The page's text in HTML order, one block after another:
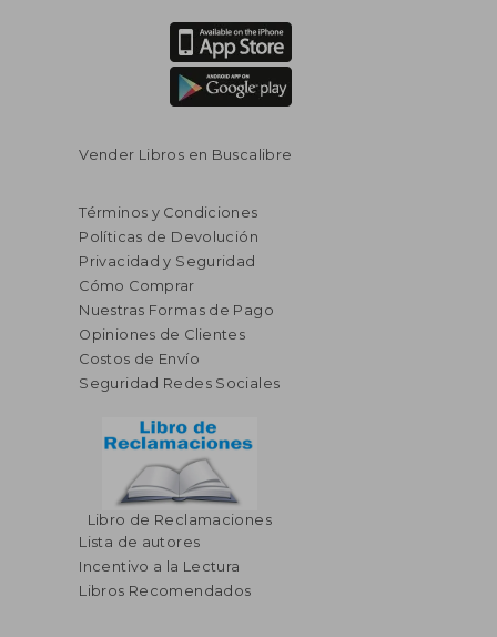
45%
dcto.
$ 40.51
$ 22.28
Vender Libros en Buscalibre
Términos y Condiciones
Políticas de Devolución
Privacidad y Seguridad
Cómo Comprar
Nuestras Formas de Pago
Opiniones de Clientes
Costos de Envío
Seguridad Redes Sociales
Libro de Reclamaciones
Lista de autores
Incentivo a la Lectura
Libros Recomendados